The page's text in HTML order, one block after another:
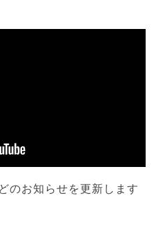
のお知らせを更新します